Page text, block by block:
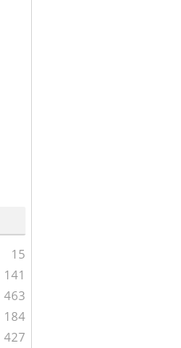
15
141
463
184
427